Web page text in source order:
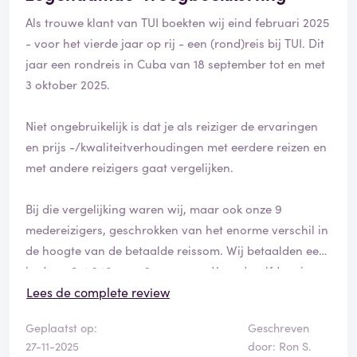
doen?! Als ik vraag om doorverbonden te worden met
de boekhouding, zoals me zondag werd voorgesteld,
wordt daar heel moeilijk over gedaan en slaat de lijn 2x
na lang wachten af. Wat moet ik hiervan denken?
Waarom wordt de telefoon telkens afgelegd tijdens het
wachten? Ik wil gewoon mijn reis betalen... Moet ik nu
echt in een TUI-shop langsgaan??? Ik dacht dat ik dat
definitief tot de charme van de jaren 90 behoorde...
De 3de persoon die ik aan de lijn had, wist ook naar de
kleine lettertjes te verwijzen waarin staat dat de
betaling online moet gebeuren... Maar is er niet,
ondanks het gegeven dat dat dan in jullie contract zou
staan, zoiets als een verplicht rekeningnummer op de
Als trouwe klant van TUI boekten wij eind februari 2025
- voor het vierde jaar op rij - een (rond)reis bij TUI. Dit
jaar een rondreis in Cuba van 18 september tot en met
3 oktober 2025.
Niet ongebruikelijk is dat je als reiziger de ervaringen
en prijs -/kwaliteitverhoudingen met eerdere reizen en
met andere reizigers gaat vergelijken.
Bij die vergelijking waren wij, maar ook onze 9
medereizigers, geschrokken van het enorme verschil in
de hoogte van de betaalde reissom. Wij betaalden een
bedrag € 4.240 voor 2 personen. Voor dezelfde reis
betaalden de andere reizigers (waaronder die nog
per koppel.
Lees de complete review
Geplaatst op:
27-11-2025
Geschreven
door: Ron S.